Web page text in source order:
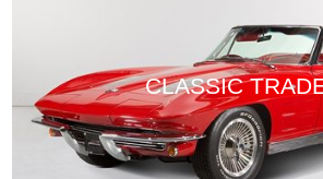
CLASSIC